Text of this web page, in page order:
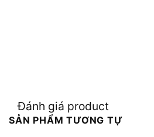
Đánh giá product
SẢN PHẨM TƯƠNG TỰ